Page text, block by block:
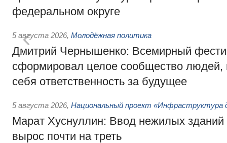
федеральном округе
5 августа 2026, Молодёжная политика
Дмитрий Чернышенко: Всемирный
сформировал целое сообщество людей,
себя ответственность за будущее
5 августа 2026, Национальный проект «Инфраструктура
Марат Хуснуллин: Ввод нежилых зданий
вырос почти на треть